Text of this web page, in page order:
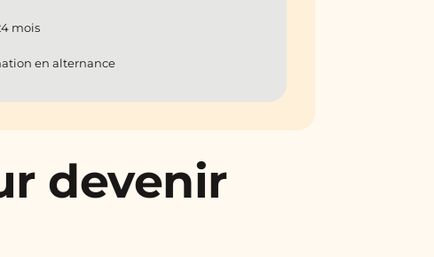
mois
en alternance
devenir